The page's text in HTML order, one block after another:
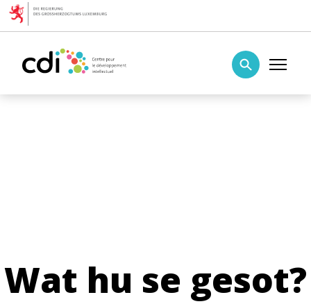
Skip to content
Wat hu se gesot?